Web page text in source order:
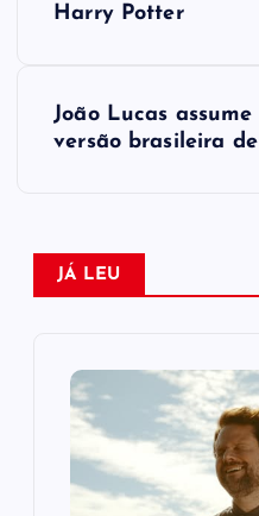
ç
Harry Potter
João Lucas
versão brasileira de
JÁ LEU